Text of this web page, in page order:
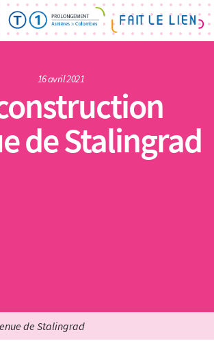
16 avril 2021
de Stalingrad
de Stalingrad